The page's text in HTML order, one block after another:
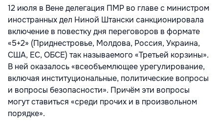
12 июля в Вене делегация ПМР во главе с министром
иностранных дел Ниной Штански санкционировала
включение в повестку дня переговоров в формате
«5+2» (Приднестровье, Молдова, Россия, Украина,
США, ЕС, ОБСЕ) так называемого «Третьей корзины».
В ней оказалось «всеобъемлющее урегулирование,
включая институциональные, политические вопросы
и вопросы безопасности». Причём эти вопросы
могут ставиться «среди прочих и в произвольном
порядке».